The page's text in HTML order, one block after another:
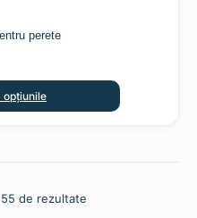
perete
opțiunile
de rezultate